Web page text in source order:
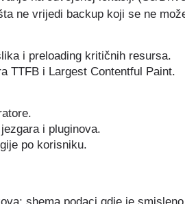
ne vrijedi backup koji se ne
i preloading kritičnih resursa.
TTFB i Largest Contentful Paint.
i pluginova.
po korisniku.